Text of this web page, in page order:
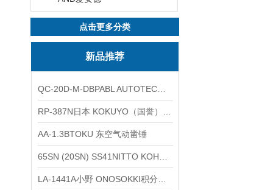
点击更多分类
新品推荐
AA-1.3BTOKU 东空气动凿锤